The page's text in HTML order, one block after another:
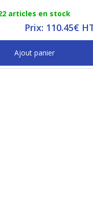
articles en stock
Prix: 110.45€
Ajout panier